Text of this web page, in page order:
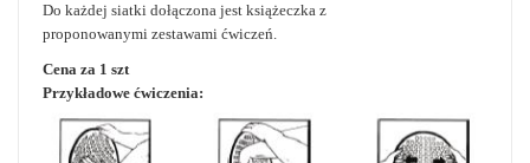
Do każdej siatki dołączona jest książeczka z
proponowanymi zestawami ćwiczeń.
Cena za 1 szt
Przykładowe ćwiczenia: